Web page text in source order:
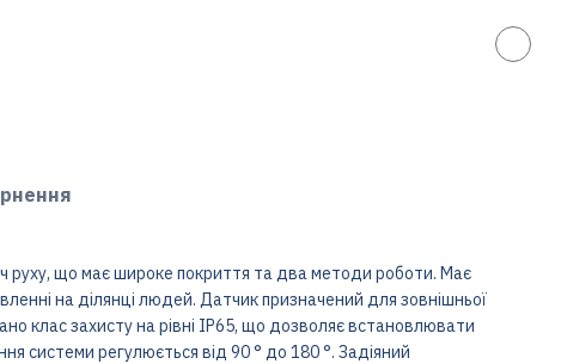
руху, що має широке покриття та два методи роботи. Має
на ділянці людей. Датчик призначений для зовнішньої
клас захисту на рівні IP65, що дозволяє встановлювати
системи регулюється від 90 ° до 180 °. Задіяний